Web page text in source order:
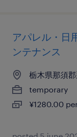
アパレル・日
ンテナンス
栃木県那須
temporary
¥1280.00